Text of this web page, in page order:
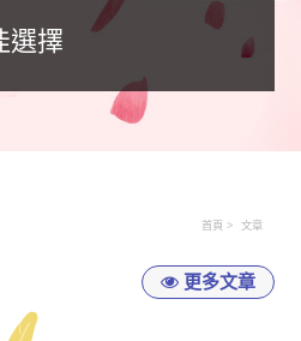
選擇
首頁 文章
更多文章